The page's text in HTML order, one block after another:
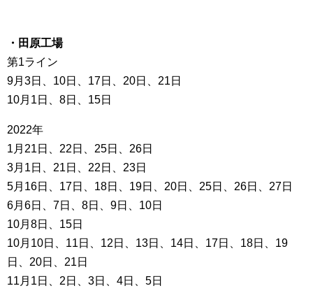
・田原工場
第1ライン
9月3日、10日、17日、20日、21日
10月1日、8日、15日
2022年
1月21日、22日、25日、26日
3月1日、21日、22日、23日
5月16日、17日、18日、19日、20日、25日、26日、27日
6月6日、7日、8日、9日、10日
10月8日、15日
10月10日、11日、12日、13日、14日、17日、18日、19
日、20日、21日
11月1日、2日、3日、4日、5日